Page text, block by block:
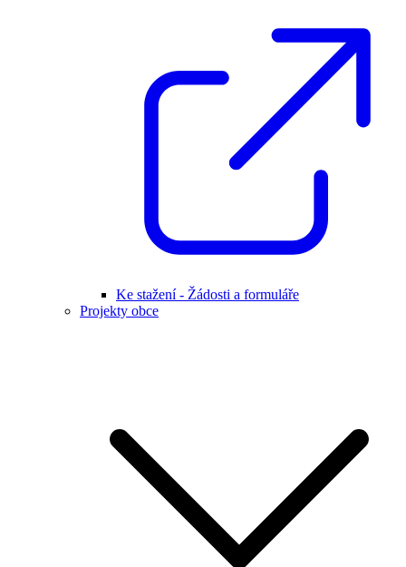
Ke stažení - Žádosti a formuláře
Projekty obce